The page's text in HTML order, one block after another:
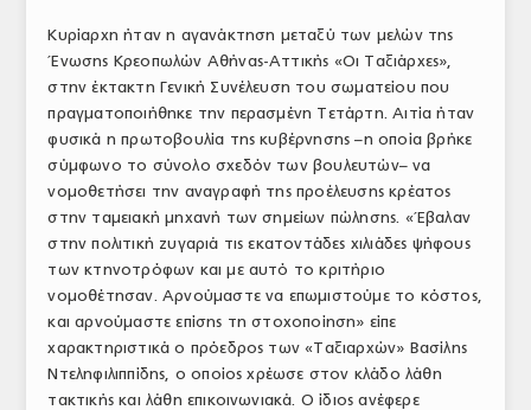
ΥΠΗΡΕΣΙΕΣ
ΕΜΠΟΡΙΚΟΙ ΑΝΤΙΠΡΟΣΩΠΟΙ
ΝΟΜΟΘΕΣΙΑ
ΕΛΛΗΝΙΚΗ ΝΟΜΟΘΕΣΙΑ
ΕΥΡΩΠΑΪΚΗ ΝΟΜΟΘΕΣΙΑ
ΤΟ ΠΕΡΙΟΔΙΚΟ
Profile
ΑΡΧΕΙΟ ΤΕΥΧΩΝ
Κυρίαρχη ήταν η αγανάκτηση μεταξύ των μελών της
Ένωσης Κρεοπωλών Αθήνας-Αττικής «Οι Ταξιάρχες»,
στην έκτακτη Γενική Συνέλευση του σωματείου που
πραγματοποιήθηκε την περασμένη Τετάρτη. Αιτία ήταν
φυσικά η πρωτοβουλία της κυβέρνησης –η οποία βρήκε
σύμφωνο το σύνολο σχεδόν των βουλευτών– να
νομοθετήσει την αναγραφή της προέλευσης κρέατος
στην ταμειακή μηχανή των σημείων πώλησης. «Έβαλαν
στην πολιτική ζυγαριά τις εκατοντάδες χιλιάδες ψήφους
των κτηνοτρόφων και με αυτό το κριτήριο
νομοθέτησαν. Αρνούμαστε να επωμιστούμε το κόστος,
και αρνούμαστε επίσης τη στοχοποίηση» είπε
χαρακτηριστικά ο πρόεδρος των «Ταξιαρχών» Βασίλης
Ντεληφιλιππίδης, ο οποίος χρέωσε στον κλάδο λάθη
τακτικής και λάθη επικοινωνιακά. Ο ίδιος ανέφερε